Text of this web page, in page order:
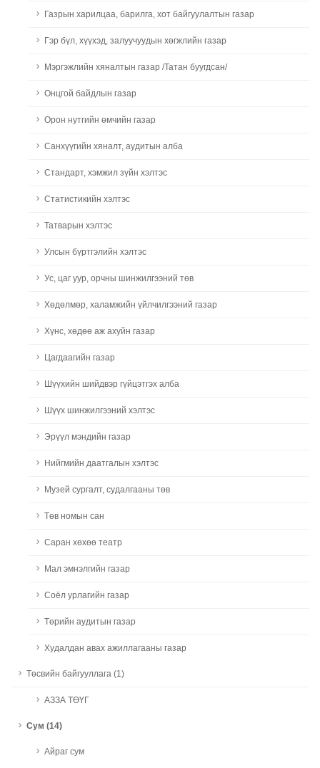
Газрын харилцаа, барилга, хот байгуулалтын газар
Гэр бүл, хүүхэд, залуучуудын хөгжлийн газар
Мэргэжлийн хяналтын газар /Татан буугдсан/
Онцгой байдлын газар
Орон нутгийн өмчийн газар
Санхүүгийн хяналт, аудитын алба
Стандарт, хэмжил зүйн хэлтэс
Статистикийн хэлтэс
Татварын хэлтэс
Улсын бүртгэлийн хэлтэс
Ус, цаг уур, орчны шинжилгээний төв
Хөдөлмөр, халамжийн үйлчилгээний газар
Хүнс, хөдөө аж ахуйн газар
Цагдаагийн газар
Шүүхийн шийдвэр гүйцэтгэх алба
Шүүх шинжилгээний хэлтэс
Эрүүл мэндийн газар
Нийгмийн даатгалын хэлтэс
Музей сургалт, судалгааны төв
Төв номын сан
Саран хөхөө театр
Мал эмнэлгийн газар
Соёл урлагийн газар
Төрийн аудитын газар
Худалдан авах ажиллагааны газар
Төсвийн байгууллага (1)
АЗЗА ТӨҮГ
Сум (14)
Айраг сум